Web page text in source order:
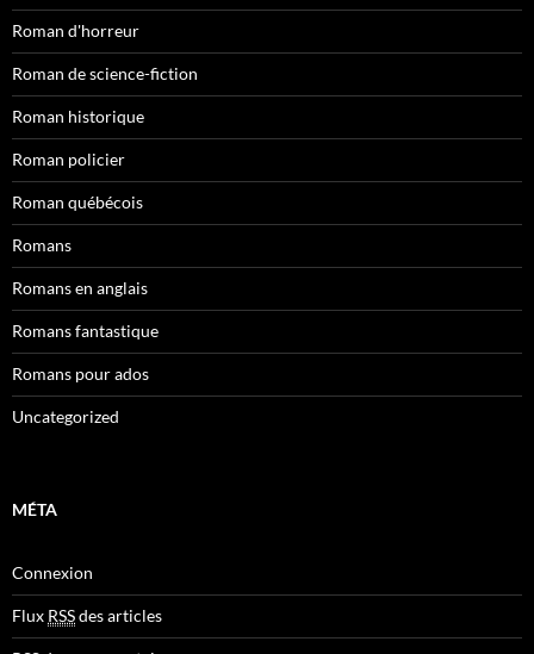
Roman d'horreur
Roman de science-fiction
Roman historique
Roman policier
Roman québécois
Romans
Romans en anglais
Romans fantastique
Romans pour ados
Uncategorized
MÉTA
Connexion
Flux RSSdes articles